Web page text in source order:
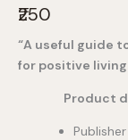
N
o
w
₹250
“A useful guide
for positive
Product